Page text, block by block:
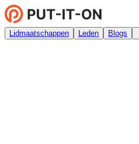
Lidmaatschappen Leden Blogs